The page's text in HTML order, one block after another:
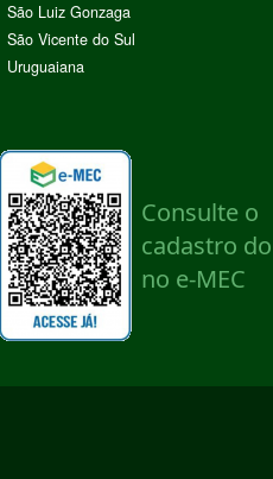
São Luiz Gonzaga
São Vicente do Sul
Uruguaiana